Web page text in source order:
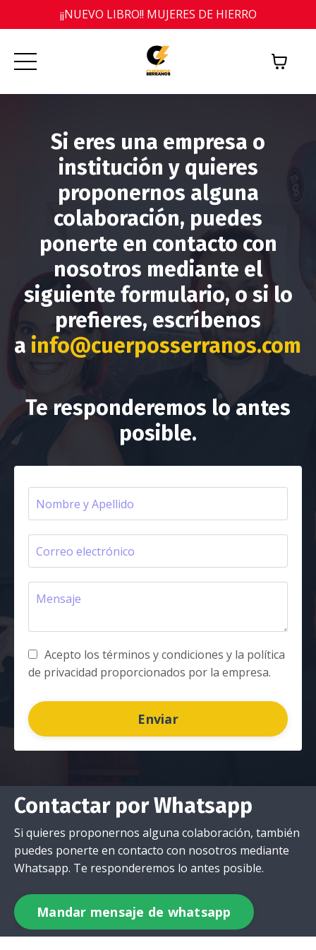
¡¡NUEVO LIBRO!! MUJERES DE HIERRO
Si eres una empresa o
institución y quieres
proponernos alguna
colaboración, puedes
ponerte en contacto con
nosotros mediante el
siguiente formulario, o si lo
prefieres, escríbenos
a info@cuerposserranos.com
Te responderemos lo antes
posible.
Acepto los términos y condiciones y la política
de privacidad proporcionados por la empresa.
Enviar
Contactar por Whatsapp
Si quieres proponernos alguna colaboración, también
puedes ponerte en contacto con nosotros mediante
Whatsapp. Te responderemos lo antes posible.
Mandar mensaje de whatsapp